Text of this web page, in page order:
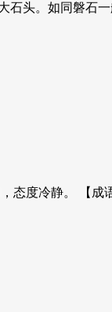
石头。如同磐石
态度冷静。 【成